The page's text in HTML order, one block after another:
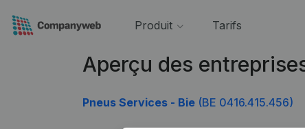
Produit Tarifs
Aperçu des
Pneus Services - Bie (BE 0416.415.456)